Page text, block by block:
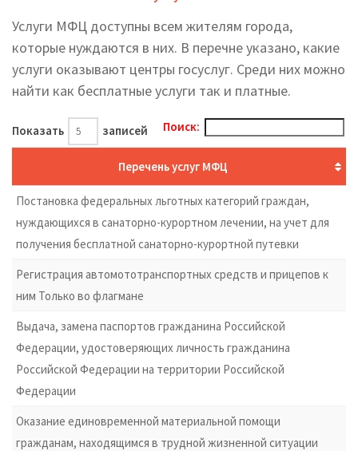
Услуги МФЦ доступны всем жителям города,
которые нуждаются в них. В перечне указано, какие
услуги оказывают центры госуслуг. Среди них можно
найти как бесплатные услуги так и платные.
Показать записей Поиск:
Перечень услуг МФЦ
Постановка федеральных льготных категорий граждан,
нуждающихся в санаторно-курортном лечении, на учет для
получения бесплатной санаторно-курортной путевки
Регистрация автомототранспортных средств и прицепов к
ним Только во флагмане
Выдача, замена паспортов гражданина Российской
Федерации, удостоверяющих личность гражданина
Российской Федерации на территории Российской
Федерации
Оказание единовременной материальной помощи
гражданам, находящимся в трудной жизненной ситуации